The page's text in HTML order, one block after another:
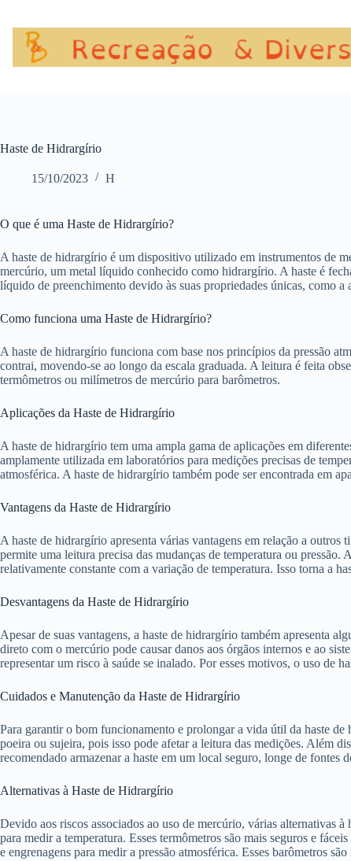
conteúdo
Haste de Hidrargírio
15/10/2023 H
O que é uma Haste de Hidrargírio?
A haste de hidrargírio é um dispositivo utilizado em instrumentos de
mercúrio, um metal líquido conhecido como hidrargírio. A haste é
líquido de preenchimento devido às suas propriedades únicas, como
Como funciona uma Haste de Hidrargírio?
A haste de hidrargírio funciona com base nos princípios da pressão
contrai, movendo-se ao longo da escala graduada. A leitura é feita
termômetros ou milímetros de mercúrio para barômetros.
Aplicações da Haste de Hidrargírio
A haste de hidrargírio tem uma ampla gama de aplicações em
amplamente utilizada em laboratórios para medições precisas de
atmosférica. A haste de hidrargírio também pode ser encontrada em
Vantagens da Haste de Hidrargírio
A haste de hidrargírio apresenta várias vantagens em relação a
permite uma leitura precisa das mudanças de temperatura ou
relativamente constante com a variação de temperatura. Isso torna a
Desvantagens da Haste de Hidrargírio
Apesar de suas vantagens, a haste de hidrargírio também apresenta
direto com o mercúrio pode causar danos aos órgãos internos e ao
representar um risco à saúde se inalado. Por esses motivos, o uso de
Cuidados e Manutenção da Haste de Hidrargírio
Para garantir o bom funcionamento e prolongar a vida útil da haste
poeira ou sujeira, pois isso pode afetar a leitura das medições. Além
recomendado armazenar a haste em um local seguro, longe de fontes
Alternativas à Haste de Hidrargírio
Devido aos riscos associados ao uso de mercúrio, várias alternativas
para medir a temperatura. Esses termômetros são mais seguros e
e engrenagens para medir a pressão atmosférica. Esses barômetros